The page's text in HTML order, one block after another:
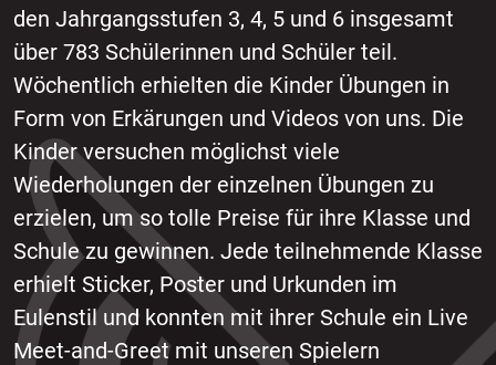
den Jahrgangsstufen 3, 4, 5 und 6 insgesamt
über 783 Schülerinnen und Schüler teil.
Wöchentlich erhielten die Kinder Übungen in
Form von Erkärungen und Videos von uns. Die
Kinder versuchen möglichst viele
Wiederholungen der einzelnen Übungen zu
erzielen, um so tolle Preise für ihre Klasse und
Schule zu gewinnen. Jede teilnehmende Klasse
erhielt Sticker, Poster und Urkunden im
Eulenstil und konnten mit ihrer Schule ein Live
Meet-and-Greet mit unseren Spielern